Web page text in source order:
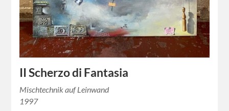
II Scherzo di Fantasia
Mischtechnik auf Leinwand
1997